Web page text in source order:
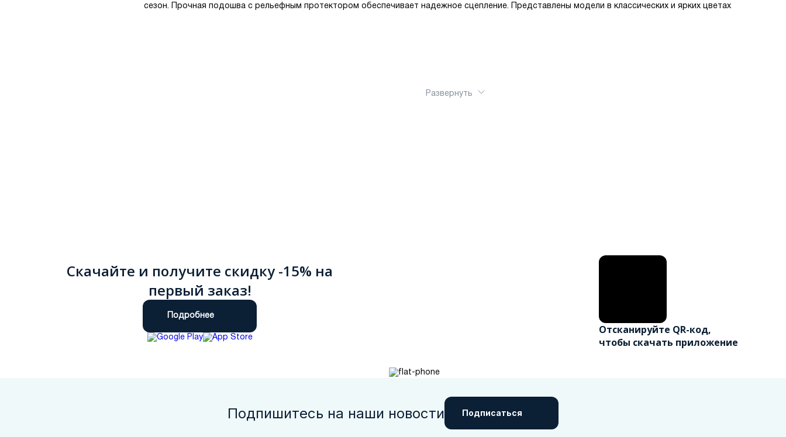
сезон. Прочная подошва с рельефным протектором обеспечивает надежное сцепление. Представлены модели в классических и ярких цветах
Развернуть
Скачайте и получите скидку -15% на
первый заказ!
Подробнее
Отсканируйте QR-код,
чтобы скачать приложение
Подпишитесь на наши новости Подписаться